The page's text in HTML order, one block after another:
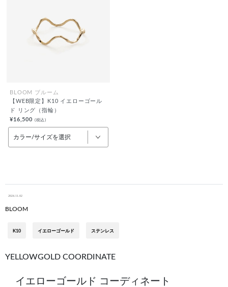
BLOOM ブルーム
【WEB限定】K10 イエローゴール
ド リング（指輪）
¥16,500 (税込)
カラー/サイズを選択
2024.11.02
BLOOM
K10 イエローゴールド ステンレス
YELLOWGOLD COORDINATE
イエローゴールド コーディネート